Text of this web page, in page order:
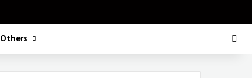
Others Youtube